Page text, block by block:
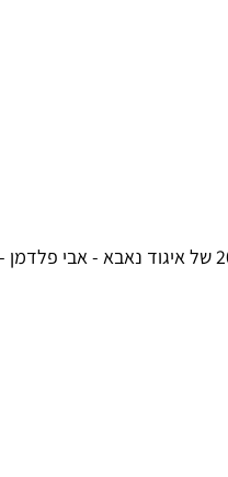
ואליף האלופים לשנת 2006 של איגוד נאבא - אבי פלדמן -